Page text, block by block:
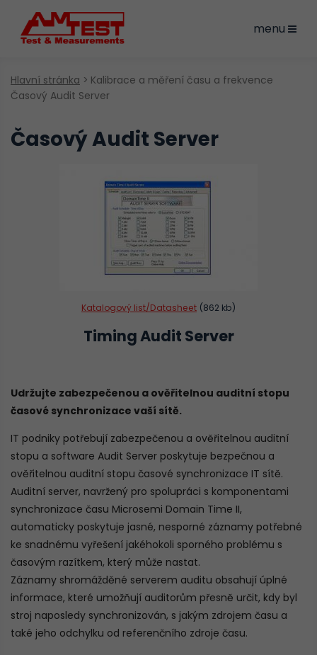
menu
Hlavní stránka
Kalibrace a měření času a frekvence
Časový Audit Server
Časový Audit Server
Timing Audit Server
Udržujte zabezpečenou a ověřitelnou auditní stopu
časové synchronizace vaší sítě.
IT podniky potřebují zabezpečenou a ověřitelnou auditní
stopu a software Audit Server poskytuje bezpečnou a
ověřitelnou auditní stopu časové synchronizace IT sítě.
Auditní server, navržený pro spolupráci s komponentami
synchronizace času Microsemi Domain Time II,
automaticky poskytuje jasné, nesporné záznamy potřebné
ke snadnému vyřešení jakéhokoli sporného problému s
časovým razítkem, který může nastat.
Záznamy shromážděné serverem auditu obsahují úplné
informace, které umožňují auditorům přesně určit, kdy byl
stroj naposledy synchronizován, s jakým zdrojem času a
také jeho odchylku od referenčního zdroje času.
Katalogový list/Datasheet (862 kb)